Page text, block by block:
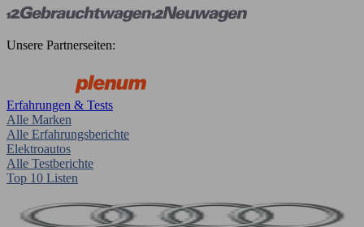
Unsere Partnerseiten:
Erfahrungen & Tests
Alle Marken
Alle Erfahrungsberichte
Elektroautos
Alle Testberichte
Top 10 Listen